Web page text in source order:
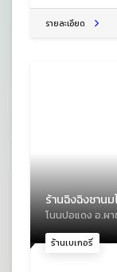
รายละเอียด
ร้านเบเกอรี่
ร้านฉิงฉิงชานม
โนนปอแดง อ.ผา